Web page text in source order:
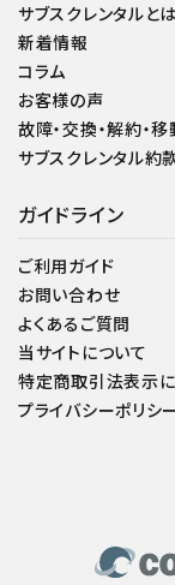
サブスクレンタルと
新着情報
コラム
お客様の声
故障・交換・解約・
サブスクレンタル約
ガイドライン
ご利用ガイド
お問い合わせ
よくあるご質問
当サイトについて
特定商取引法表示
プライバシーポリシ